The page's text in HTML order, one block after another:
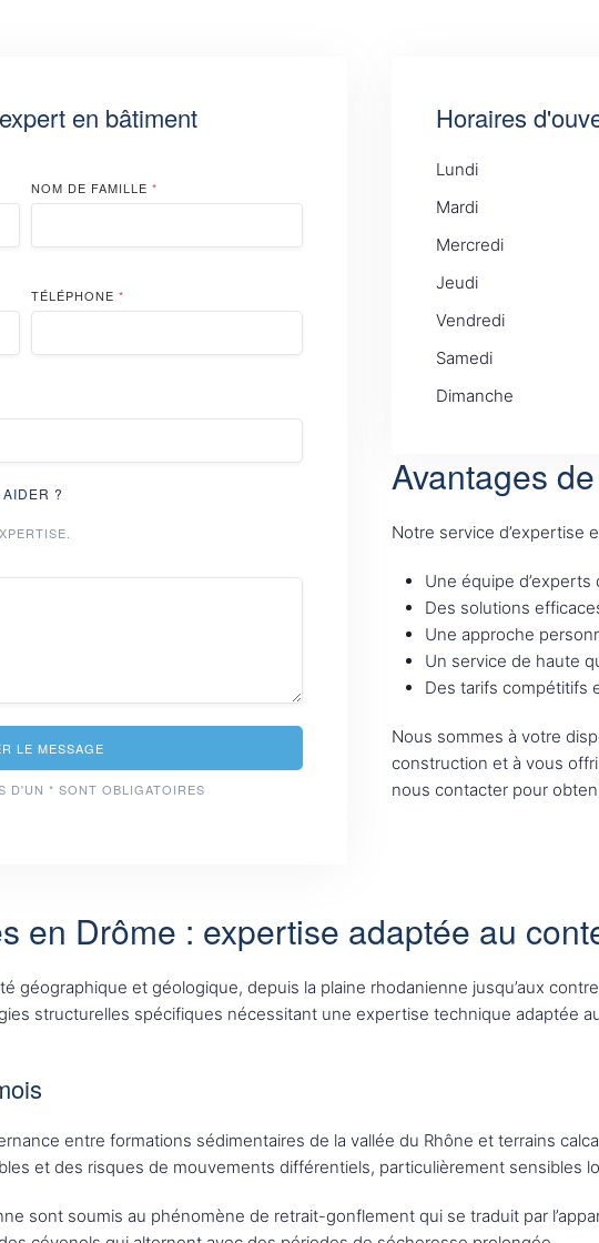
en bâtiment
NOM DE FAMILLE *
TÉLÉPHONE *
?
LE MESSAGE
D'UN * SONT OBLIGATOIRES
Horaires
Lundi
Mardi
Mercredi
Jeudi
Vendredi
Samedi
Dimanche
Avantages
Notre service d’expertise
Une équipe
Des solutions
Une approche
Un service de haute
Des tarifs compétitifs
Nous sommes à votre
construction et à vous
nous contacter pour
en Drôme : expertise adaptée au
géographique et géologique, depuis la plaine rhodanienne jusqu’aux
structurelles spécifiques nécessitant une expertise technique adaptée
entre formations sédimentaires de la vallée du Rhône et terrains
et des risques de mouvements différentiels, particulièrement sensibles
sont soumis au phénomène de retrait-gonflement qui se traduit par